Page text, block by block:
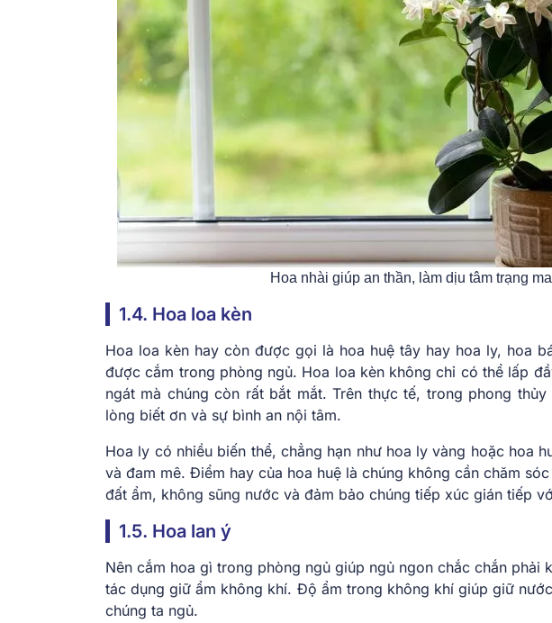
Hoa nhài giúp an thần, làm dịu tâm trạng
1.4. Hoa loa kèn
Hoa loa kèn hay còn được gọi là hoa huệ tây hay hoa ly, hoa
được cắm trong phòng ngủ. Hoa loa kèn không chỉ có thể lấp
ngát mà chúng còn rất bắt mắt. Trên thực tế, trong phong
lòng biết ơn và sự bình an nội tâm.
Hoa ly có nhiều biến thể, chẳng hạn như hoa ly vàng hoặc hoa
và đam mê. Điểm hay của hoa huệ là chúng không cần chăm
đất ẩm, không sũng nước và đảm bảo chúng tiếp xúc gián tiếp
1.5. Hoa lan ý
Nên cắm hoa gì trong phòng ngủ giúp ngủ ngon chắc chắn phải
tác dụng giữ ẩm không khí. Độ ẩm trong không khí giúp giữ
chúng ta ngủ.